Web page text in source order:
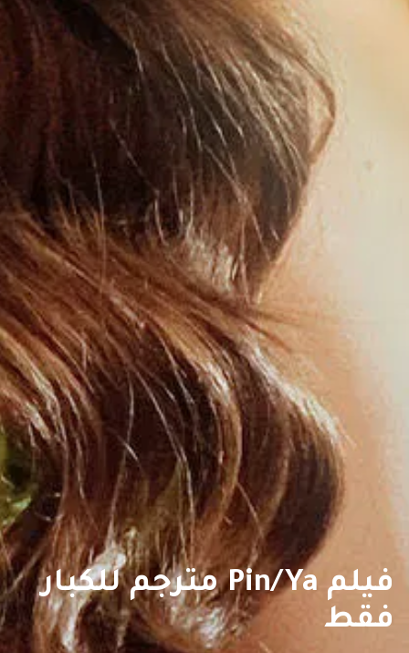
فيلم Pin/Ya مترجم للكبار
فقط